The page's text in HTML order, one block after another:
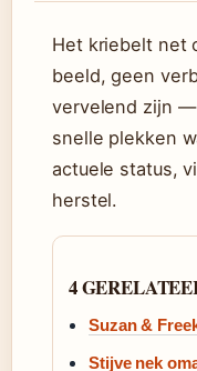
Het kriebelt net
beeld, geen
vervelend zijn —
snelle plekken
actuele status,
herstel.
4
Suzan &
Stijve nek